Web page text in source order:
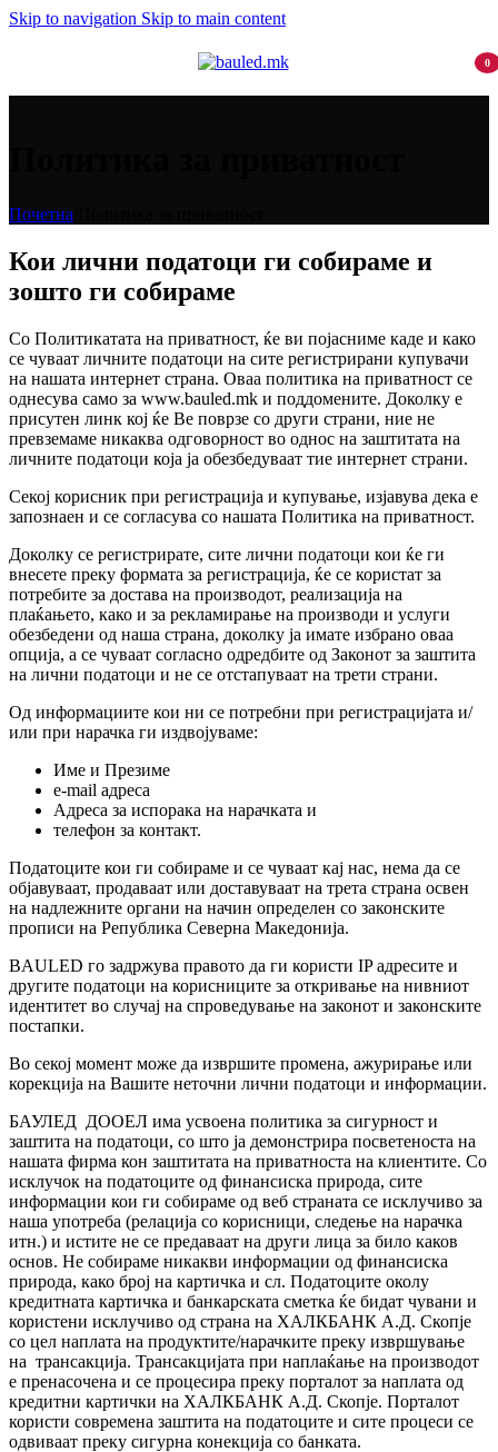
Skip to navigation Skip to main content
0
Почетна
Кои лични податоци ги собираме и
зошто ги собираме
Со Политикатата на приватност, ќе ви појасниме каде и како
се чуваат личните податоци на сите регистрирани купувачи
на нашата интернет страна. Оваа политика на приватност се
однесува само за www.bauled.mk и поддомените. Доколку е
присутен линк кој ќе Ве поврзе со други страни, ние не
превземаме никаква одговорност во однос на заштитата на
личните податоци која ја обезбедуваат тие интернет страни.
Секој корисник при регистрација и купување, изјавува дека е
запознаен и се согласува со нашата Политика на приватност.
Доколку се регистрирате, сите лични податоци кои ќе ги
внесете преку формата за регистрација, ќе се користат за
потребите за достава на производот, реализација на
плаќањето, како и за рекламирање на производи и услуги
обезбедени од наша страна, доколку ја имате избрано оваа
опција, а се чуваат согласно одредбите од Законот за заштита
на лични податоци и не се отстапуваат на трети страни.
Од информациите кои ни се потребни при регистрацијата и/
или при нарачка ги издвојуваме:
Име и Презиме
e-mail адреса
Адреса за испорака на нарачката и
телефон за контакт.
Податоците кои ги собираме и се чуваат кај нас, нема да се
објавуваат, продаваат или доставуваат на трета страна освен
на надлежните органи на начин определен со законските
прописи на Република Северна Македонија.
BAULED го задржува правото да ги користи IP aдресите и
другите податоци на корисниците за откривање на нивниот
идентитет во случај на спроведување на законот и законските
постапки.
Во секој момент може да извршите промена, ажурирање или
корекција на Вашите неточни лични податоци и информации.
БАУЛЕД ДООЕЛ има усвоена политика за сигурност и
заштита на податоци, со што ја демонстрира посветеноста на
нашата фирма кон заштитата на приватноста на клиентите. Со
исклучок на податоците од финансиска природа, сите
информации кои ги собираме од веб страната се исклучиво за
наша употреба (релација со корисници, следење на нарачка
итн.) и истите не се предаваат на други лица за било каков
основ. Не собираме никакви информации од финансиска
природа, како број на картичка и сл. Податоците околу
кредитната картичка и банкарската сметка ќе бидат чувани и
користени исклучиво од страна на ХАЛКБАНК А.Д. Скопје
со цел наплата на продуктите/нарачките преку извршување
на трансакција. Трансакцијата при наплаќање на производот
е пренасочена и се процесира преку порталот за наплата од
кредитни картички на ХАЛКБАНК А.Д. Скопје. Порталот
користи современа заштита на податоците и сите процеси се
одвиваат преку сигурна конекција со банката.